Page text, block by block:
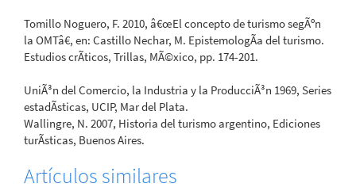
Tomillo Noguero, F. 2010, â€œEl concepto de turismo segÃºn
la OMTâ€, en: Castillo Nechar, M. EpistemologÃ­a del turismo.
Estudios crÃ­ticos, Trillas, MÃ©xico, pp. 174-201.
UniÃ³n del Comercio, la Industria y la ProducciÃ³n 1969, Series
estadÃ­sticas, UCIP, Mar del Plata.
Wallingre, N. 2007, Historia del turismo argentino, Ediciones
turÃ­sticas, Buenos Aires.
Artículos similares